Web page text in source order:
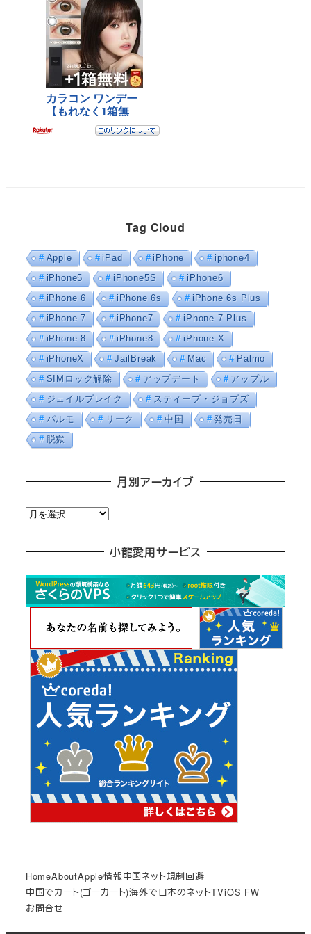
Tag Cloud
Apple iPad iPhone
iphone4
iPhone5
iPhone5S
iPhone6
iPhone 6
iPhone 6s
iPhone 6s Plus
iPhone 7
iPhone7
iPhone 7 Plus
iPhone 8
iPhone8
iPhone X
iPhoneX
JailBreak Mac
Palmo
SIMロック解除
アップデート
アップル
ジェイルブレイク
スティーブ・ジョブズ
パルモ
リーク 中国
発売日
脱獄
月別アーカイブ
月
カ
小龍愛用サービス
HomeAboutApple情報中国ネット規制回避
中国でカート(ゴーカート)海外で日本のネットTViOS FW
お問合せ